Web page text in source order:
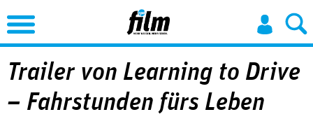
Jump to Navigation
Trailer von Learning to Drive
– Fahrstunden fürs Leben